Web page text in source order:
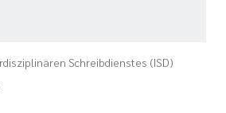
Schreibdienstes (ISD)